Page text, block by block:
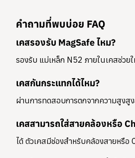
คำถามที่พบบ่อย FAQ
เคสรองรับ MagSafe ไหม?
รองรับ แม่เหล็ก N52 ภายในเคสช่ว
เคสกันกระแทกได้ไหม?
ผ่านการทดสอบการตกจากความสูงสู
เคสสามารถใส่สายคล้องหรือ
ได้ ตัวเคสมีช่องสำหรับคล้องสายหรือ